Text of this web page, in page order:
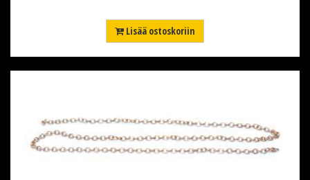
Lisää ostoskoriin